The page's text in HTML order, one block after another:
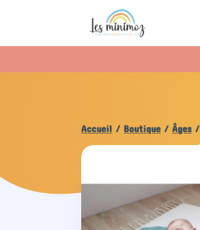
Accueil / Boutique /Âges/